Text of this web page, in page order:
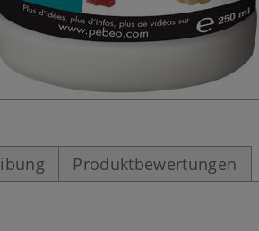
Produktbewertungen